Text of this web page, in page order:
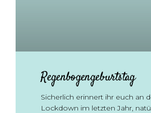
Regenbogengeburtstag
Sicherlich erinnert ihr euch an
Lockdown im letzten Jahr,